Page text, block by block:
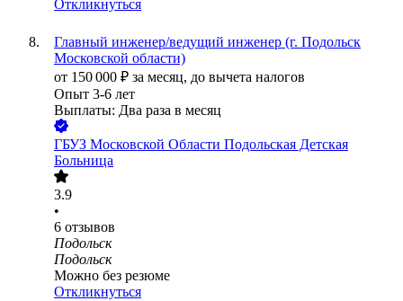
Откликнуться
Главный инженер/ведущий инженер (г. Подольск
Московской области)
от 150 000 ₽ за месяц, до вычета налогов
Опыт 3-6 лет
Выплаты: Два раза в месяц
ГБУЗ Московской Области Подольская Детская
Больница
3.9
•
6 отзывов
Подольск
Подольск
Можно без резюме
Откликнуться